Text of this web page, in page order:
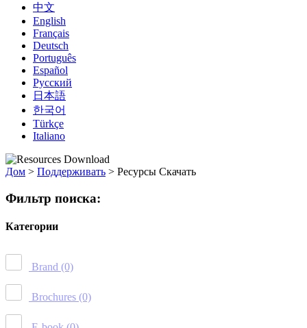
中文
English
Français
Deutsch
Português
Español
Русский
日本語
한국어
Türkçe
Italiano
Дом > Поддерживать > Ресурсы Скачать
Фильтр поиска:
Категории
Brand (0)
Brochures (0)